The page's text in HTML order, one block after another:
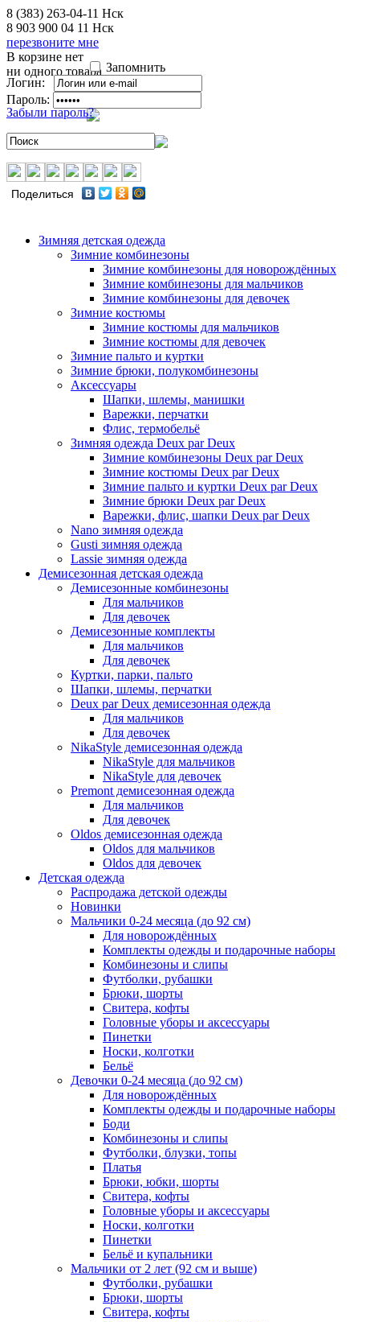
8 (383) 263-04-11 Нск
8 903 900 04 11 Нск
перезвоните мне
В корзине нет
ни одного товара Запомнить
Логин:
Пароль:
Забыли пароль?
Поделиться
Зимняя детская одежда
Зимние комбинезоны
Зимние комбинезоны для новорождённых
Зимние комбинезоны для мальчиков
Зимние комбинезоны для девочек
Зимние костюмы
Зимние костюмы для мальчиков
Зимние костюмы для девочек
Зимние пальто и куртки
Зимние брюки, полукомбинезоны
Аксессуары
Шапки, шлемы, манишки
Варежки, перчатки
Флис, термобельё
Зимняя одежда Deux par Deux
Зимние комбинезоны Deux par Deux
Зимние костюмы Deux par Deux
Зимние пальто и куртки Deux par Deux
Зимние брюки Deux par Deux
Варежки, флис, шапки Deux par Deux
Nano зимняя одежда
Gusti зимняя одежда
Lassie зимняя одежда
Демисезонная детская одежда
Демисезонные комбинезоны
Для мальчиков
Для девочек
Демисезонные комплекты
Для мальчиков
Для девочек
Куртки, парки, пальто
Шапки, шлемы, перчатки
Deux par Deux демисезонная одежда
Для мальчиков
Для девочек
NikaStyle демисезонная одежда
NikaStyle для мальчиков
NikaStyle для девочек
Premont демисезонная одежда
Для мальчиков
Для девочек
Oldos демисезонная одежда
Oldos для мальчиков
Oldos для девочек
Детская одежда
Распродажа детской одежды
Новинки
Мальчики 0-24 месяца (до 92 см)
Для новорождённых
Комплекты одежды и подарочные наборы
Комбинезоны и слипы
Футболки, рубашки
Брюки, шорты
Свитера, кофты
Головные уборы и аксессуары
Пинетки
Носки, колготки
Бельё
Девочки 0-24 месяца (до 92 см)
Для новорождённых
Комплекты одежды и подарочные наборы
Боди
Комбинезоны и слипы
Футболки, блузки, топы
Платья
Брюки, юбки, шорты
Свитера, кофты
Головные уборы и аксессуары
Носки, колготки
Пинетки
Бельё и купальники
Мальчики от 2 лет (92 см и выше)
Футболки, рубашки
Брюки, шорты
Свитера, кофты